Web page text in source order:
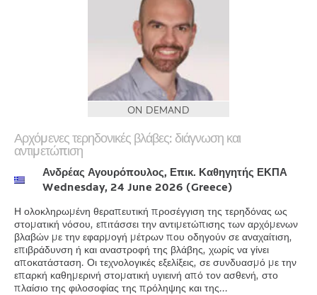
ON DEMAND
Αρχόμενες τερηδονικές βλάβες: διάγνωση και
αντιμετώπιση
Ανδρέας Αγουρόπουλος, Επικ. Καθηγητής ΕΚΠΑ
Wednesday, 24 June 2026 (Greece)
Η ολοκληρωμένη θεραπευτική προσέγγιση της τερηδόνας ως
στοματική νόσου, επιτάσσει την αντιμετώπισης των αρχόμενων
βλαβών με την εφαρμογή μέτρων που οδηγούν σε αναχαίτιση,
επιβράδυνση ή και αναστροφή της βλάβης, χωρίς να γίνει
αποκατάσταση. Οι τεχνολογικές εξελίξεις, σε συνδυασμό με την
επαρκή καθημερινή στοματική υγιεινή από τον ασθενή, στο
πλαίσιο της φιλοσοφίας της πρόληψης και της...